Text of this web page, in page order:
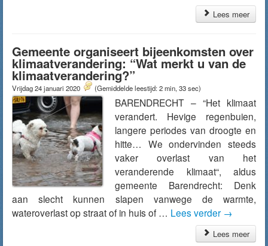
Lees meer
Gemeente organiseert bijeenkomsten over
klimaatverandering: “Wat merkt u van de
klimaatverandering?”
Vrijdag 24 januari 2020 (Gemiddelde leestijd: 2 min, 33 sec)
BARENDRECHT – “Het klimaat
verandert. Hevige regenbuien,
langere periodes van droogte en
hitte… We ondervinden steeds
vaker overlast van het
veranderende klimaat“, aldus
gemeente Barendrecht: Denk
aan slecht kunnen slapen vanwege de warmte,
wateroverlast op straat of in huis of … Lees verder →
Lees meer